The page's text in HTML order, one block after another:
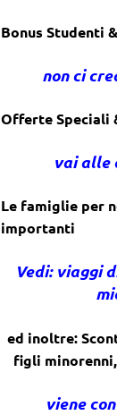
Bonus Studenti
non ci
Offerte Speciali
vai
Le famiglie per
importanti
Vedi: viaggi
ed inoltre:
figli
viene